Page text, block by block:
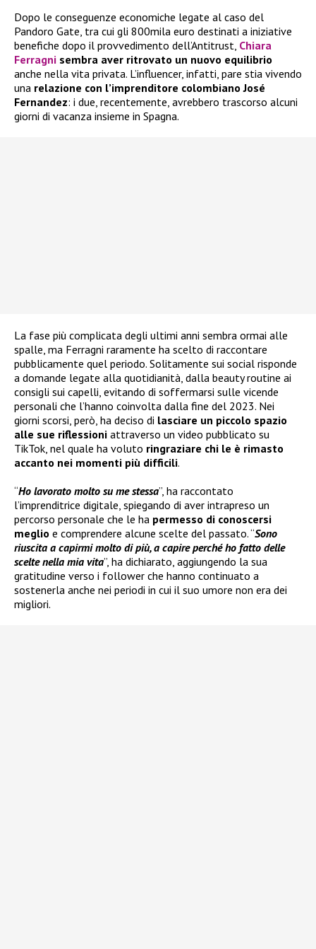
Dopo le conseguenze economiche legate al caso del
Pandoro Gate, tra cui gli 800mila euro destinati a iniziative
benefiche dopo il provvedimento dell’Antitrust, Chiara
Ferragni sembra aver ritrovato un nuovo equilibrio
anche nella vita privata. L’influencer, infatti, pare stia vivendo
una relazione con l’imprenditore colombiano José
Fernandez: i due, recentemente, avrebbero trascorso alcuni
giorni di vacanza insieme in Spagna.
La fase più complicata degli ultimi anni sembra ormai alle
spalle, ma Ferragni raramente ha scelto di raccontare
pubblicamente quel periodo. Solitamente sui social risponde
a domande legate alla quotidianità, dalla beauty routine ai
consigli sui capelli, evitando di soffermarsi sulle vicende
personali che l’hanno coinvolta dalla fine del 2023. Nei
giorni scorsi, però, ha deciso di lasciare un piccolo spazio
alle sue riflessioni attraverso un video pubblicato su
TikTok, nel quale ha voluto ringraziare chi le è rimasto
accanto nei momenti più difficili.
“Ho lavorato molto su me stessa”, ha raccontato
l’imprenditrice digitale, spiegando di aver intrapreso un
percorso personale che le ha permesso di conoscersi
meglio e comprendere alcune scelte del passato. “Sono
riuscita a capirmi molto di più, a capire perché ho fatto delle
scelte nella mia vita”, ha dichiarato, aggiungendo la sua
gratitudine verso i follower che hanno continuato a
sostenerla anche nei periodi in cui il suo umore non era dei
migliori.